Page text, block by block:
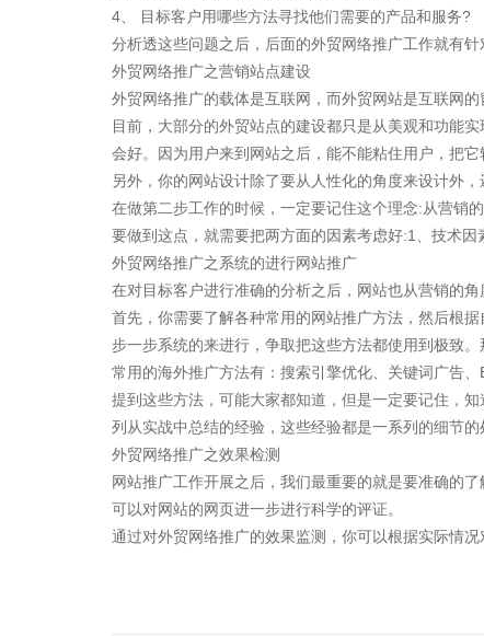
4、 目标客户用哪些方法寻找他们需要的产品和服务?
分析透这些问题之后，后面的外贸网络推广工作就有
外贸网络推广之营销站点建设
外贸网络推广的载体是互联网，而外贸网站是互联网
目前，大部分的外贸站点的建设都只是从美观和功能
会好。因为用户来到网站之后，能不能粘住用户，把
另外，你的网站设计除了要从人性化的角度来设计外
在做第二步工作的时候，一定要记住这个理念:从营销
要做到这点，就需要把两方面的因素考虑好:1、技术
外贸网络推广之系统的进行网站推广
在对目标客户进行准确的分析之后，网站也从营销的
首先，你需要了解各种常用的网站推广方法，然后根
步一步系统的来进行，争取把这些方法都使用到极致。
常用的海外推广方法有：搜索引擎优化、关键词广告
提到这些方法，可能大家都知道，但是一定要记住，
列从实战中总结的经验，这些经验都是一系列的细节
外贸网络推广之效果检测
网站推广工作开展之后，我们最重要的就是要准确的
可以对网站的网页进一步进行科学的评证。
通过对外贸网络推广的效果监测，你可以根据实际情
聚焦网络
研发了国内知名的人
关于聚焦